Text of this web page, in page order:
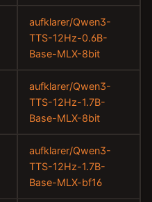
aufklarer/Qwen3-
TTS-12Hz-0.6B-
Base-MLX-8bit
aufklarer/Qwen3-
TTS-12Hz-1.7B-
Base-MLX-8bit
aufklarer/Qwen3-
TTS-12Hz-1.7B-
Base-MLX-bf16